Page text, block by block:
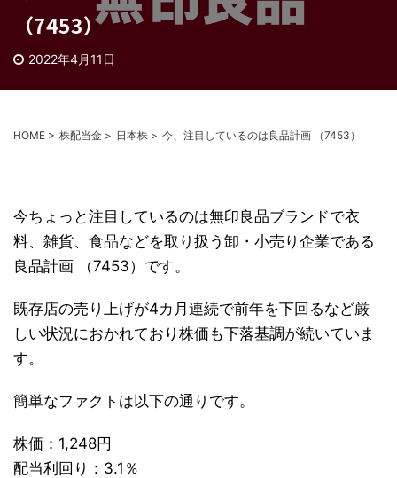
（7453）
2022年4月11日
HOME > 株配当金 > 日本株 > 今、注目しているのは良品計画 （7453）
今ちょっと注目しているのは無印良品ブランドで衣
料、雑貨、食品などを取り扱う卸・小売り企業である
良品計画 （7453）です。
既存店の売り上げが4カ月連続で前年を下回るなど厳
しい状況におかれており株価も下落基調が続いていま
す。
簡単なファクトは以下の通りです。
株価：1,248円
配当利回り：3.1％